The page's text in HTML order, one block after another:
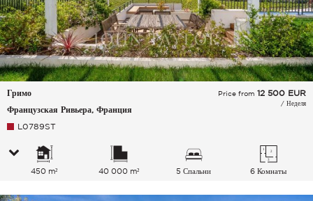
Гримо
Французская Ривьера, Франция
Price from 12 500 EUR
/ Неделя
L0789ST
450 m² 40 000 m² 5 Спальни 6 Комнаты